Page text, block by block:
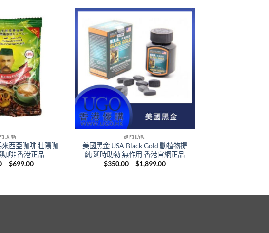
助勃
西亞咖啡 壯陽咖
咖啡 香港正品
– $699.00Price
+
延時助勃
美國黑金 USA Black Gold 動植物提
純 延時助勃 無作用 香港官網正品
$350.00 – $1,899.00Price